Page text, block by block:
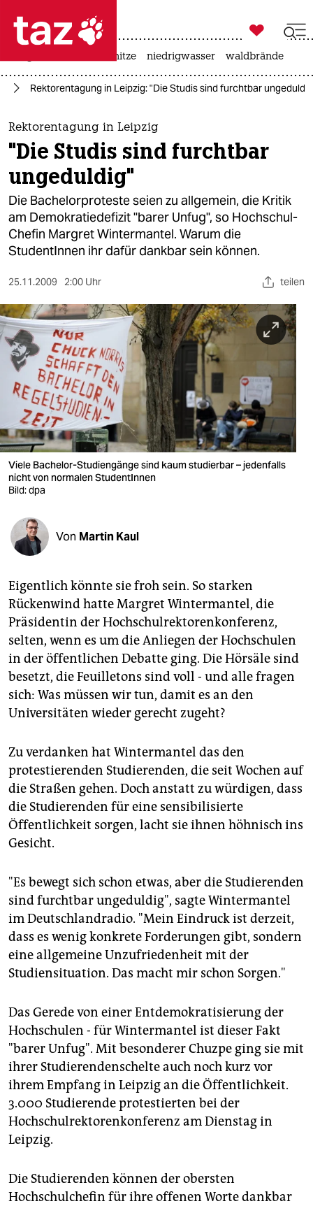
 taz zahl ich
taz zahl ich
themen
politik
öko
gesellschaft
kultur
sport
berlin
nord
wahrheit
verlag
verlag
veranstaltungen
shop
fragen & hilfe
unterstützen
genossenschaft
epaper login

taz zahl ich
hitze niedrigwasser waldbrände
Rektorentagung in Leipzig: "Die Studis sind furchtbar
Rektorentagung in Leipzig
"Die Studis sind furchtbar
ungeduldig"
Die Bachelorproteste seien zu allgemein, die Kritik
am Demokratiedefizit "barer Unfug", so Hochschul-
Chefin Margret Wintermantel. Warum die
StudentInnen ihr dafür dankbar sein können.
25.11.2009 2:00 Uhr teilen
Viele Bachelor-Studiengänge sind kaum studierbar – jedenfalls
nicht von normalen StudentInnen
Bild: dpa
Von Martin Kaul
Eigentlich könnte sie froh sein. So starken
Rückenwind hatte Margret Wintermantel, die
Präsidentin der Hochschulrektorenkonferenz,
selten, wenn es um die Anliegen der Hochschulen
in der öffentlichen Debatte ging. Die Hörsäle sind
besetzt, die Feuilletons sind voll - und alle fragen
sich: Was müssen wir tun, damit es an den
Universitäten wieder gerecht zugeht?
Zu verdanken hat Wintermantel das den
protestierenden Studierenden, die seit Wochen auf
die Straßen gehen. Doch anstatt zu würdigen, dass
die Studierenden für eine sensibilisierte
Öffentlichkeit sorgen, lacht sie ihnen höhnisch ins
Gesicht.
"Es bewegt sich schon etwas, aber die Studierenden
sind furchtbar ungeduldig", sagte Wintermantel
im Deutschlandradio. "Mein Eindruck ist derzeit,
dass es wenig konkrete Forderungen gibt, sondern
eine allgemeine Unzufriedenheit mit der
Studiensituation. Das macht mir schon Sorgen."
Das Gerede von einer Entdemokratisierung der
Hochschulen - für Wintermantel ist dieser Fakt
"barer Unfug". Mit besonderer Chuzpe ging sie mit
ihrer Studierendenschelte auch noch kurz vor
ihrem Empfang in Leipzig an die Öffentlichkeit.
3.000 Studierende protestierten bei der
Hochschulrektorenkonferenz am Dienstag in
Leipzig.
Die Studierenden können der obersten
Hochschulchefin für ihre offenen Worte dankbar